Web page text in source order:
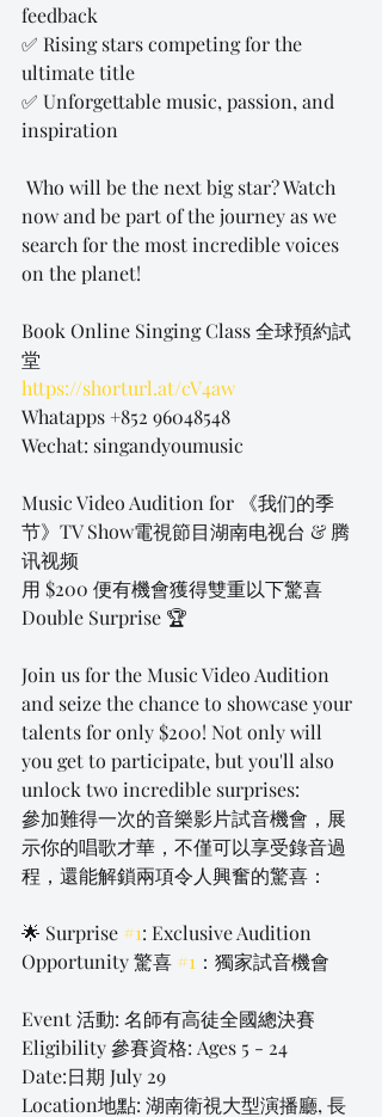
feedback
✅ Rising stars competing for the
ultimate title
✅ Unforgettable music, passion, and
inspiration
now and be part of the journey as we
search for the most incredible voices
on the planet!
Book Online Singing Class 全球預約試
堂
https://shorturl.at/cV4aw
Whatapps +852 96048548
Wechat: singandyoumusic
Music Video Audition for 《我们的季
节》TV Show電視節目湖南电视台 & 腾
讯视频
用 $200 便有機會獲得雙重以下驚喜
Double Surprise 🏆
Join us for the Music Video Audition
and seize the chance to showcase your
talents for only $200! Not only will
you get to participate, but you'll also
unlock two incredible surprises:
參加難得一次的音樂影片試音機會，展
示你的唱歌才華，不僅可以享受錄音過
程，還能解鎖兩項令人興奮的驚喜：
🌟 Surprise #1: Exclusive Audition
Opportunity 驚喜 #1 ：獨家試音機會
Event 活動: 名師有高徒全國總決賽
Eligibility 參賽資格: Ages 5 - 24
Date:日期 July 29
Location地點: 湖南衛視大型演播廳, 長